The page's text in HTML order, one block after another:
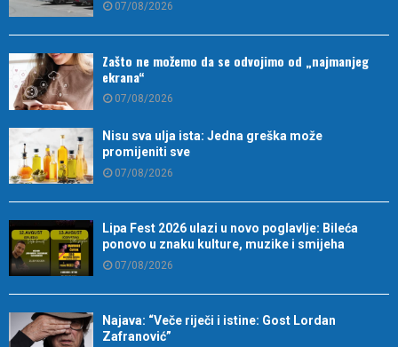
07/08/2026
Zašto ne možemo da se odvojimo od „najmanjeg
ekrana“
07/08/2026
Nisu sva ulja ista: Jedna greška može
promijeniti sve
07/08/2026
Lipa Fest 2026 ulazi u novo poglavlje: Bileća
ponovo u znaku kulture, muzike i smijeha
07/08/2026
Najava: “Veče riječi i istine: Gost Lordan
Zafranović”